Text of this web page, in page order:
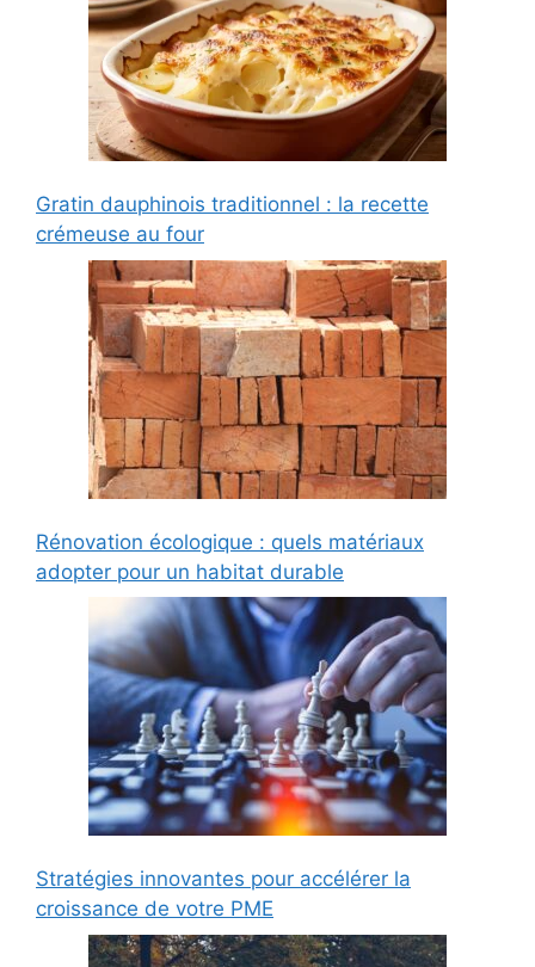
Gratin dauphinois traditionnel : la recette
crémeuse au four
Rénovation écologique : quels matériaux
adopter pour un habitat durable
Stratégies innovantes pour accélérer la
croissance de votre PME